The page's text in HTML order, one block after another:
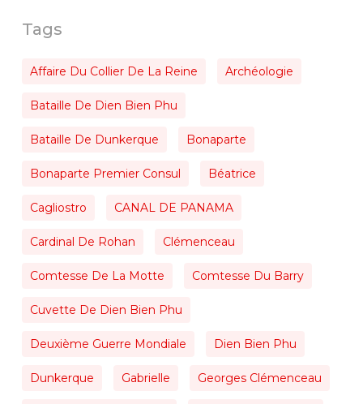
Tags
Affaire Du Collier De La Reine Archéologie
Bataille De Dien Bien Phu
Bataille De Dunkerque Bonaparte
Bonaparte Premier Consul Béatrice
Cagliostro CANAL DE PANAMA
Cardinal De Rohan Clémenceau
Comtesse De La Motte Comtesse Du Barry
Cuvette De Dien Bien Phu
Deuxième Guerre Mondiale Dien Bien Phu
Dunkerque Gabrielle Georges Clémenceau